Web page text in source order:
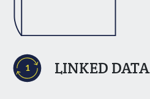
1 LINKED DATA